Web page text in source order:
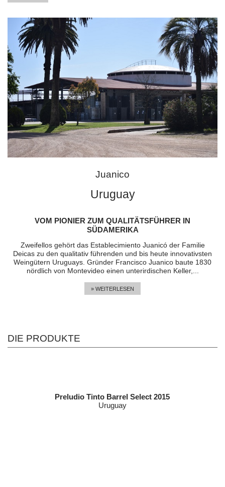
Juanico
Uruguay
VOM PIONIER ZUM QUALITÄTSFÜHRER IN
SÜDAMERIKA
Zweifellos gehört das Establecimiento Juanicó der Familie
Deicas zu den qualitativ führenden und bis heute innovativsten
Weingütern Uruguays. Gründer Francisco Juanico baute 1830
nördlich von Montevideo einen unterirdischen Keller,...
» WEITERLESEN
DIE PRODUKTE
Preludio Tinto Barrel Select 2015
Uruguay